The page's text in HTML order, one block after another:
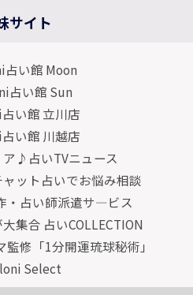
サイト
い館 Moon
占い館 Sun
い館 立川店
い館 川越店
ア♪占いTVニュース
ット占いでお悩み相談
・占い師派遣サ―ビス
集合 占いCOLLECTION
修「1分開運琉球秘術」
Select